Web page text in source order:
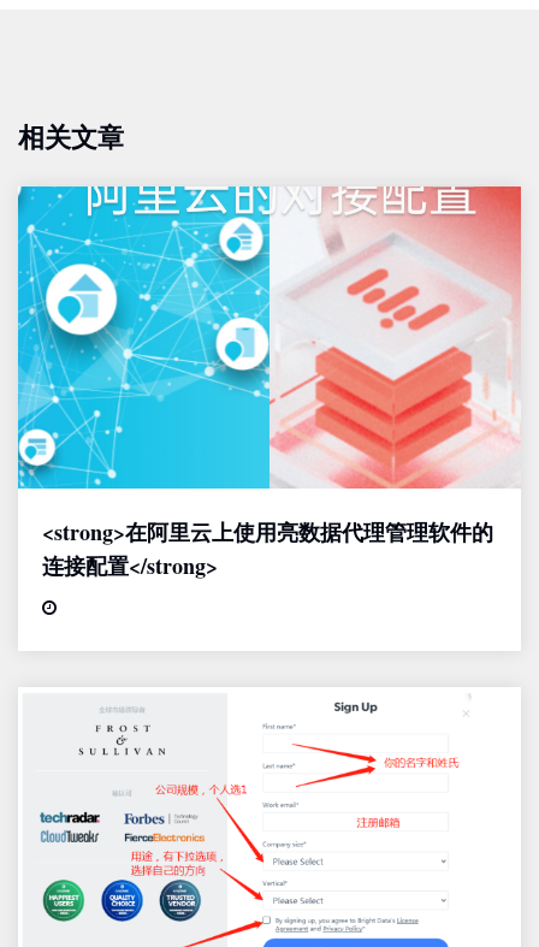
相关文章
<strong>在阿里云上使用亮数据代理管理软件的
连接配置</strong>